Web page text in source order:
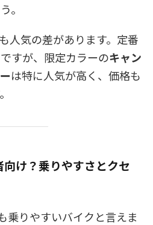
。
人気の差があります。定番
ですが、限定カラーのキャン
は特に人気が高く、価格も
け？乗りやすさとクセ
乗りやすいバイクと言えま